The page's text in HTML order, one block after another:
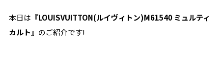
本日は『LOUISVUITTON(ルイヴィトン)M61540 ミュルティ
カルト 』のご紹介です!